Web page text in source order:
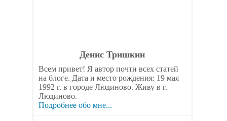
Денис Тришкин
Всем привет! Я автор почти всех статей
на блоге. Дата и место рождения: 19 мая
1992 г. в городе Людиново. Живу в г.
Людиново.
Подробнее обо мне...